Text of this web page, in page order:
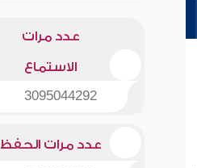
عدد مرات
الاستماع
3095044292
عدد مرات الحفظ